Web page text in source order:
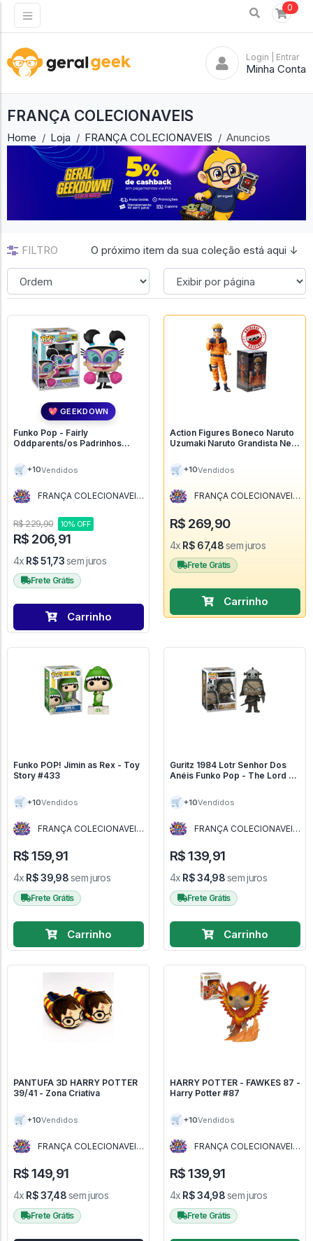
0
Login | Entrar
Minha Conta
FRANÇA COLECIONAVEIS
Home Loja FRANÇA COLECIONAVEIS Anuncios
FILTRO O próximo item da sua coleção está aqui ↓
💖 GEEKDOWN
Funko Pop - Fairly
Oddparents/os Padrinhos
Padrinhos Mágicos - The Fairly
Odd Parents - #1694 - FUNKO
🛒 +10Vendidos
FRANÇA COLECIONAVEIS
R$ 229,90
10% OFF
R$ 206,91
4x R$ 51,73sem juros
Frete Grátis
Carrinho
Action Figures Boneco Naruto
Uzumaki Naruto Grandista Nero
🛒 +10Vendidos
FRANÇA COLECIONAVEIS
R$ 269,90
4x R$ 67,48sem juros
Frete Grátis
Carrinho
Funko POP! Jimin as Rex - Toy
Story #433
🛒 +10Vendidos
FRANÇA COLECIONAVEIS
R$ 159,91
4x R$ 39,98sem juros
Frete Grátis
Carrinho
Guritz 1984 Lotr Senhor Dos
Anéis Funko Pop - The Lord Of
🛒 +10Vendidos
FRANÇA COLECIONAVEIS
R$ 139,91
4x R$ 34,98sem juros
Frete Grátis
Carrinho
PANTUFA 3D HARRY POTTER
39/41 - Zona Criativa
🛒 +10Vendidos
FRANÇA COLECIONAVEIS
R$ 149,91
4x R$ 37,48sem juros
Frete Grátis
HARRY POTTER - FAWKES 87 -
Harry Potter #87
🛒 +10Vendidos
FRANÇA COLECIONAVEIS
R$ 139,91
4x R$ 34,98sem juros
Frete Grátis